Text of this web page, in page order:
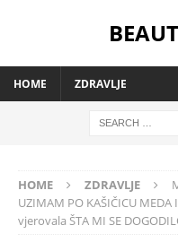
HOME ZDRAVLJE
HOME ZDRAVLJE
UZIMAM PO KAŠIČICU
vjerovala ŠTA MI SE